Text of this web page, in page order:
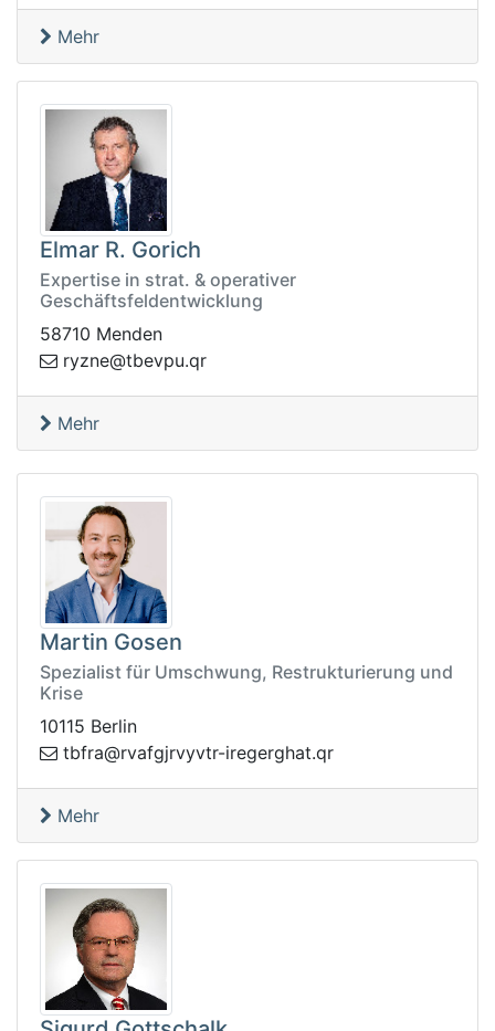
Mehr
Elmar R. Gorich
Expertise in strat. & operativer
Geschäftsfeldentwicklung
58710 Menden
rq.upveb
t@enzyr
Mehr
Martin Gosen
Spezialist für Umschwung, Restrukturierung und
Krise
10115 Berlin
rq.tahgregeri-rtvyv
rjgfavr@arfbt
Mehr